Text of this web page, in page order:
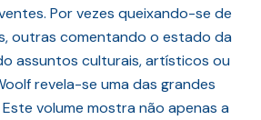
Por vezes queixando-se de
outras comentando o estado da
assuntos culturais, artísticos ou
revela-se uma das grandes
volume mostra não apenas a